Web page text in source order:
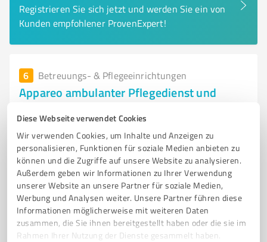
Diese Webseite verwendet Cookies
Wir verwenden Cookies, um Inhalte und Anzeigen zu
personalisieren, Funktionen für soziale Medien anbieten zu
können und die Zugriffe auf unsere Website zu analysieren.
Außerdem geben wir Informationen zu Ihrer Verwendung
unserer Website an unsere Partner für soziale Medien,
Werbung und Analysen weiter. Unsere Partner führen diese
Informationen möglicherweise mit weiteren Daten
zusammen, die Sie ihnen bereitgestellt haben oder die sie im
Rahmen Ihrer Nutzung der Dienste gesammelt haben.
Registrieren Sie sich jetzt und werden Sie ein von
Kunden empfohlener ProvenExpert!
6 Betreuungs- & Pflegeeinrichtungen
Appareo ambulanter Pflegedienst und
Tagespflege Sömmerda
Ambulanter Pflegedienst und Tagespflege in
Großrudestedt für individuelle Betreu
AMBULANTER PFLEGEDIENST TAGESPFLEGE PFLEGEVERSICHERUNG
GANZHEITLICHE BETREUUNG EINFÜHLSAME PFLEGE UNTERSTÜTZUNG
LEBENSQUALITÄT PFLEGEBEDÜRFTIGKEIT ANGEHÖRIGE